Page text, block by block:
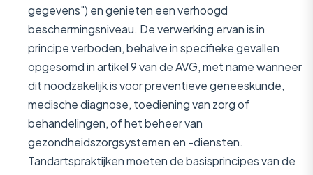
gegevens") en genieten een verhoogd
beschermingsniveau. De verwerking ervan is in
principe verboden, behalve in specifieke gevallen
opgesomd in artikel 9 van de AVG, met name wanneer
dit noodzakelijk is voor preventieve geneeskunde,
medische diagnose, toediening van zorg of
behandelingen, of het beheer van
gezondheidszorgsystemen en -diensten.
Tandartspraktijken moeten de basisprincipes van de